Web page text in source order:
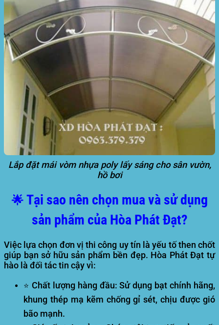
Lắp đặt mái vòm nhựa poly lấy sáng cho sân vườn,
hồ bơi
🌟 Tại sao nên chọn mua và sử dụng
sản phẩm của Hòa Phát Đạt?
Việc lựa chọn đơn vị thi công uy tín là yếu tố then chốt
giúp bạn sở hữu sản phẩm bền đẹp. Hòa Phát Đạt tự
hào là đối tác tin cậy vì:
⭐ Chất lượng hàng đầu: Sử dụng bạt chính hãng,
khung thép mạ kẽm chống gỉ sét, chịu được gió
bão mạnh.